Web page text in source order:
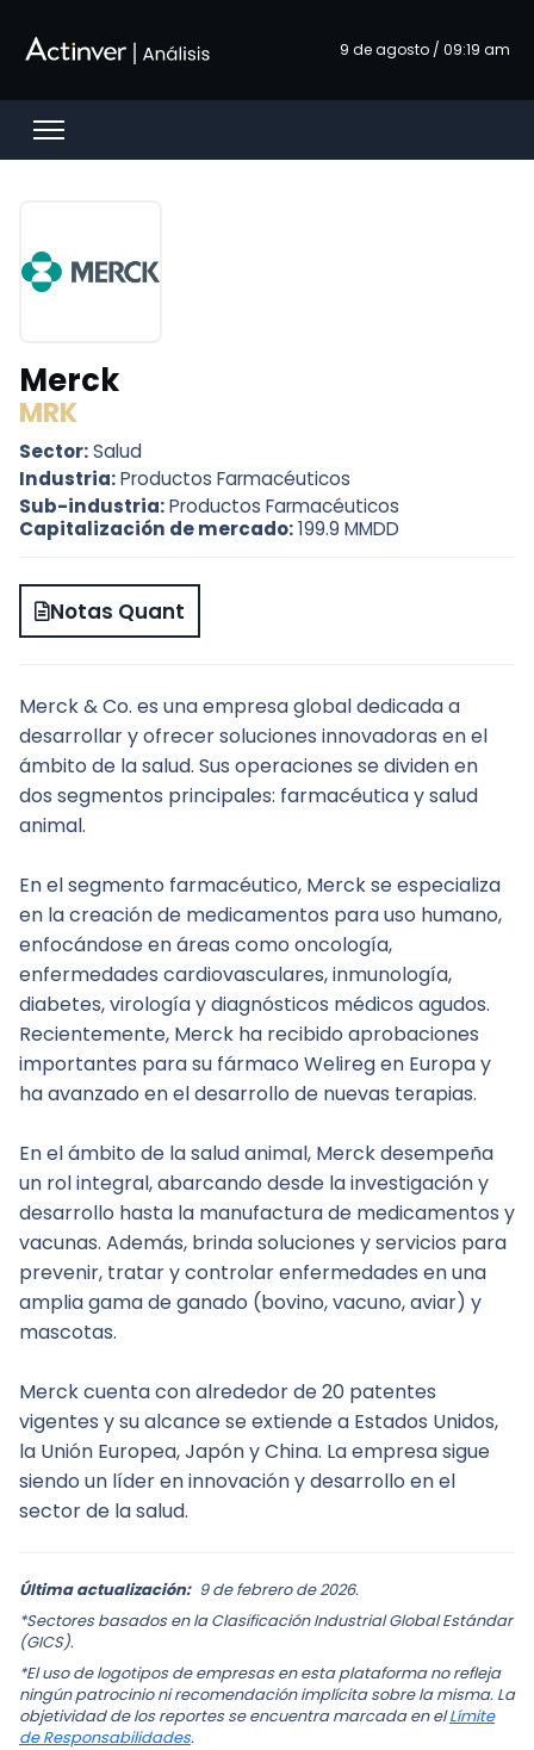
9 de agosto / 09:19 am
Open menu
Merck
MRK
Sector:Salud
Industria:Productos Farmacéuticos
Sub-industria:Productos Farmacéuticos
Capitalización de mercado:199.9 MMDD
Notas Quant
Merck & Co. es una empresa global dedicada a
desarrollar y ofrecer soluciones innovadoras en el
ámbito de la salud. Sus operaciones se dividen en
dos segmentos principales: farmacéutica y salud
animal.
En el segmento farmacéutico, Merck se especializa
en la creación de medicamentos para uso humano,
enfocándose en áreas como oncología,
enfermedades cardiovasculares, inmunología,
diabetes, virología y diagnósticos médicos agudos.
Recientemente, Merck ha recibido aprobaciones
importantes para su fármaco Welireg en Europa y
ha avanzado en el desarrollo de nuevas terapias.
En el ámbito de la salud animal, Merck desempeña
un rol integral, abarcando desde la investigación y
desarrollo hasta la manufactura de medicamentos y
vacunas. Además, brinda soluciones y servicios para
prevenir, tratar y controlar enfermedades en una
amplia gama de ganado (bovino, vacuno, aviar) y
mascotas.
Merck cuenta con alrededor de 20 patentes
vigentes y su alcance se extiende a Estados Unidos,
la Unión Europea, Japón y China. La empresa sigue
siendo un líder en innovación y desarrollo en el
sector de la salud.
Última actualización: 9 de febrero de 2026.
*Sectores basados en la Clasificación Industrial Global Estándar
(GICS).
*El uso de logotipos de empresas en esta plataforma no refleja
ningún patrocinio ni recomendación implícita sobre la misma. La
objetividad de los reportes se encuentra marcada en elLímite
de Responsabilidades.